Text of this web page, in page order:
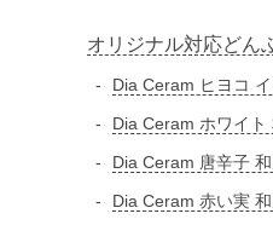
オリジナル対応どん
Dia Ceram ヒヨコ
Dia Ceram ホワイト
Dia Ceram 唐辛子
Dia Ceram 赤い実